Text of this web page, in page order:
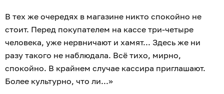
В тех же очередях в магазине никто спокойно не
стоит. Перед покупателем на кассе три-четыре
человека, уже нервничают и хамят... Здесь же ни
разу такого не наблюдала. Всё тихо, мирно,
спокойно. В крайнем случае кассира приглашают.
Более культурно, что ли...»